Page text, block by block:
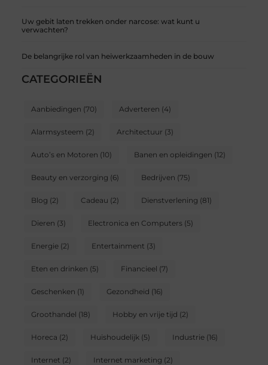
Uw gebit laten trekken onder narcose: wat kunt u
verwachten?
De belangrijke rol van heiwerkzaamheden in de bouw
CATEGORIEËN
Aanbiedingen (70) Adverteren (4)
Alarmsysteem (2) Architectuur (3)
Auto’s en Motoren (10) Banen en opleidingen (12)
Beauty en verzorging (6) Bedrijven (75)
Blog (2) Cadeau (2) Dienstverlening (81)
Dieren (3) Electronica en Computers(5)
Energie(2) Entertainment (3)
Eten en drinken (5) Financieel (7)
Geschenken (1) Gezondheid (16)
Groothandel (18) Hobby en vrije tijd (2)
Horeca (2) Huishoudelijk (5) Industrie(16)
Internet (2) Internet marketing (2)